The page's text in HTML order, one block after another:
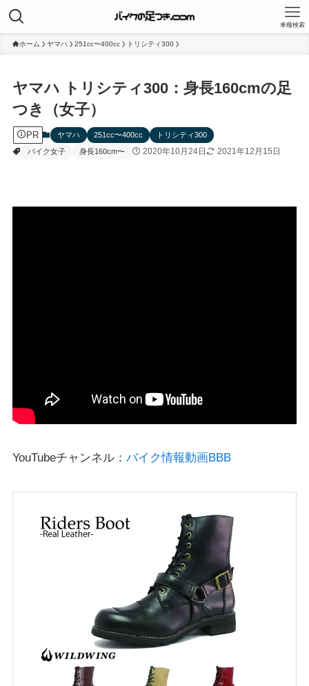
車種検索
ホーム ヤマハ 251cc〜400cc トリシティ300
ヤマハ トリシティ300：身長160cmの足
つき（女子）
PR ヤマハ 251cc〜400cc
トリシティ300
バイク女子
身長160cm〜 2020年10月24日 2021年12月15日
YouTubeチャンネル： バイク情報動画BBB